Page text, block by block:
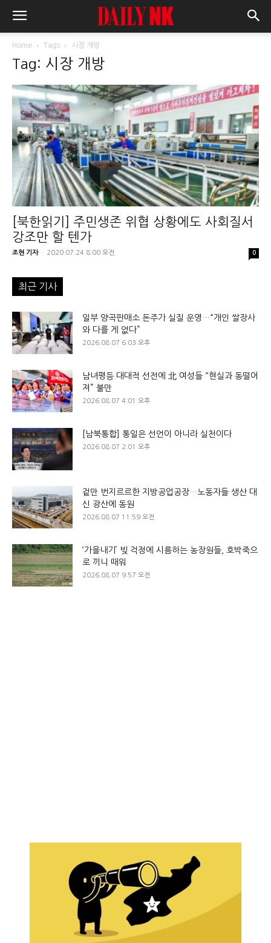
Home Tags 시장 개방
Tag: 시장 개방
[북한읽기] 주민생존 위협 상황에도 사회질서
강조만 할 텐가
조현 기자 - 2020.07.24 8:00 오전 0
최근 기사
일부 양곡판매소 돈주가 실질 운영…“개인 쌀장사
와 다를 게 없다”
2026.08.07 6:03 오후
남녀평등 대대적 선전에 北 여성들 “현실과 동떨어
져” 불만
2026.08.07 4:01 오후
[남북통합] 통일은 선언이 아니라 실천이다
2026.08.07 2:01 오후
겉만 번지르르한 지방공업공장…노동자들 생산 대
신 광산에 동원
2026.08.07 11:59 오전
‘가을내기’ 빚 걱정에 시름하는 농장원들, 호박죽으
로 끼니 때워
2026.08.07 9:57 오전